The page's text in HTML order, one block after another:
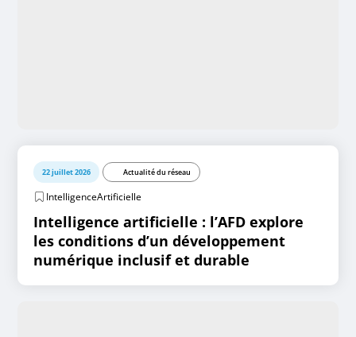
22 juillet 2026 Actualité du réseau
IntelligenceArtificielle
Intelligence artificielle : l’AFD explore
les conditions d’un développement
numérique inclusif et durable